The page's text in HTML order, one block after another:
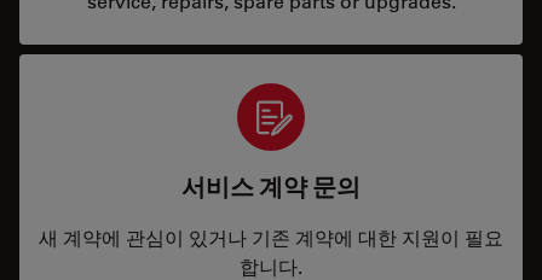
서비스 계약 문의
새 계약에 관심이 있거나 기존 계약에 대한 지원이 필요
합니다.